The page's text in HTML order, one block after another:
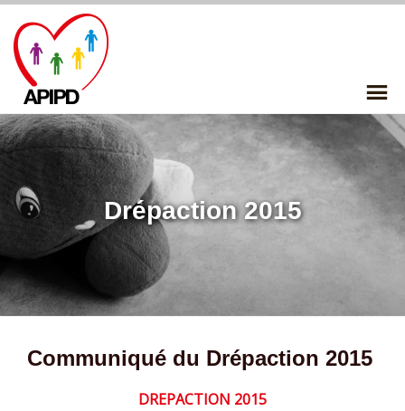
content
Drépaction 2015
Communiqué du Drépaction 2015
DREPACTION 2015